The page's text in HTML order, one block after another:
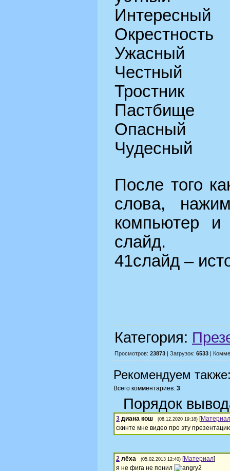
Интересный
Окрестность
Ужасный
Честный
Тростник
Пастбище
Опасный
Чудесный
После того
слова,
компьютер
слайд.
41слайд –
Категория:
Просмотров: 23873 | Загрузок: 6533 |
Рекомендуем
Всего комментариев: 3
Порядок
3 диана кош (08.12.2020 19:18) [Материал
скинте мне видео про эту
2 лёха (05.02.2013 12:40) [Материал]
я не фига не понил